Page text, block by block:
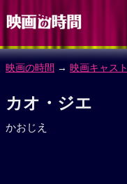
映画の時間 → 映画キャスト
カオ・ジエ
かおじえ